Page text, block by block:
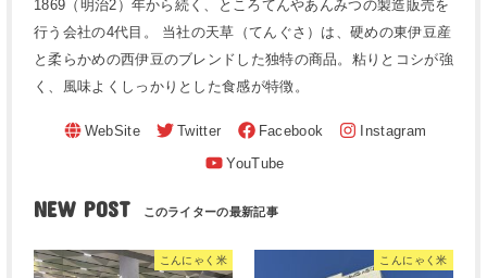
1869（明治2）年から続く、ところてんやあんみつの製造販売を
行う会社の4代目。 当社の天草（てんぐさ）は、硬めの東伊豆産
と柔らかめの西伊豆のブレンドした独特の商品。粘りとコシが強
く、風味よくしっかりとした食感が特徴。
NEW POST
こんにゃく米 こんにゃく米